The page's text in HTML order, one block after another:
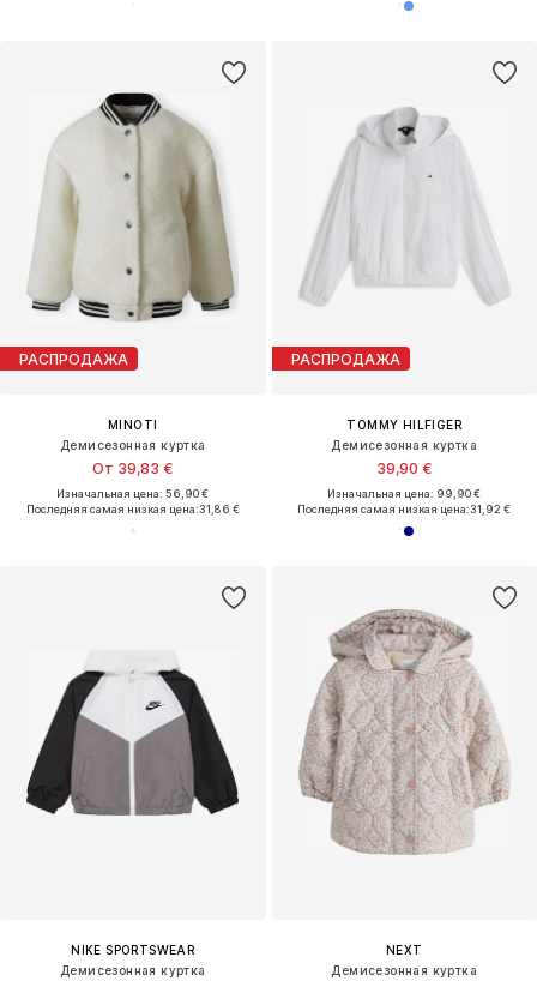
РАСПРОДАЖА
MINOTI
Демисезонная куртка
От 39,83 €
Изначальная цена: 56,90 €
Последняя самая низкая цена:31,86 €
РАСПРОДАЖА
TOMMY HILFIGER
Демисезонная куртка
39,90 €
Изначальная цена: 99,90 €
Последняя самая низкая цена:31,92 €
NIKE SPORTSWEAR
Демисезонная куртка
NEXT
Демисезонная куртка